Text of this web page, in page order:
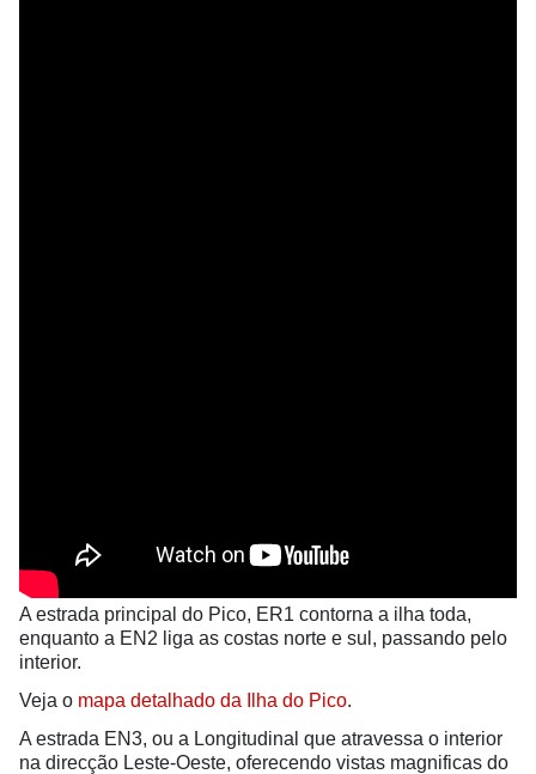
A estrada principal do Pico, ER1 contorna a ilha toda,
enquanto a EN2 liga as costas norte e sul, passando pelo
interior.
Veja o mapa detalhado da Ilha do Pico.
A estrada EN3, ou a Longitudinal que atravessa o interior
na direcção Leste-Oeste, oferecendo vistas magnificas do